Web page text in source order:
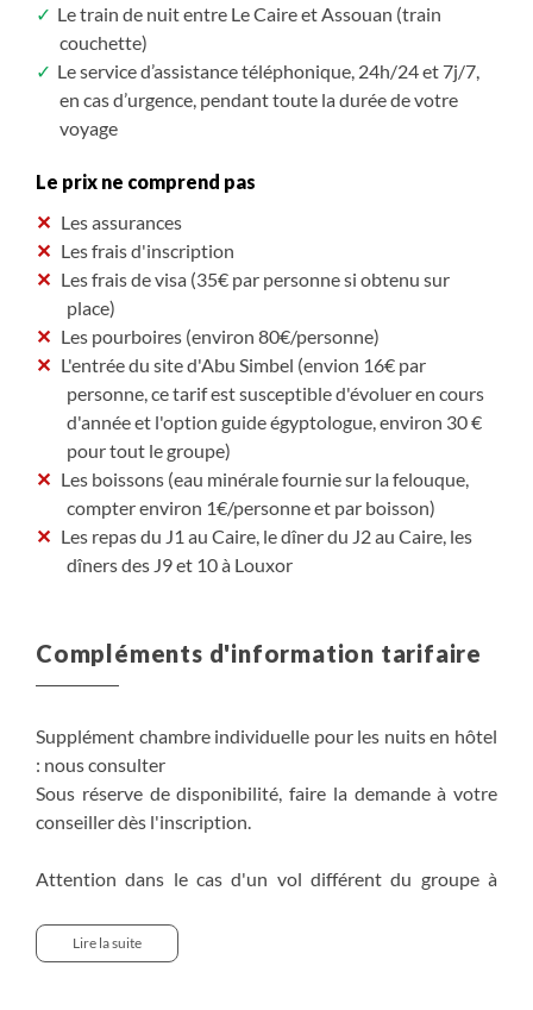
Le train de nuit entre Le Caire et Assouan (train
couchette)
Le service d’assistance téléphonique, 24h/24 et 7j/7,
en cas d’urgence, pendant toute la durée de votre
voyage
Le prix ne comprend pas
Les assurances
Les frais d'inscription
Les frais de visa (35€ par personne si obtenu sur
place)
Les pourboires (environ 80€/personne)
L'entrée du site d'Abu Simbel (envion 16€ par
personne, ce tarif est susceptible d'évoluer en cours
d'année et l'option guide égyptologue, environ 30 €
pour tout le groupe)
Les boissons (eau minérale fournie sur la felouque,
compter environ 1€/personne et par boisson)
Les repas du J1 au Caire, le dîner du J2 au Caire, les
dîners des J9 et 10 à Louxor
Compléments d'information tarifaire
Supplément chambre individuelle pour les nuits en hôtel
: nous consulter
Sous réserve de disponibilité, faire la demande à votre
conseiller dès l'inscription.
Attention dans le cas d'un vol différent du groupe à
versa n'est pas inclus (si vous le souhaitez il vous sera
alors facturé, consultez nos conseillers).
Lire la suite